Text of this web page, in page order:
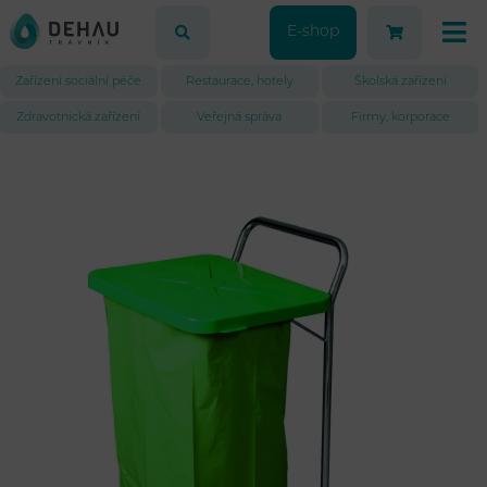
E-shop
Zařízení sociální péče Restaurace, hotely Školská zařízení
Zdravotnická zařízení Veřejná správa Firmy, korporace